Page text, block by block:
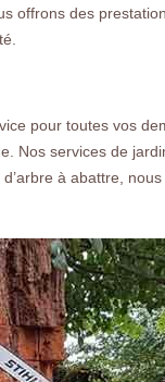
offrons des
pour toutes vos
Nos services de
à abattre,